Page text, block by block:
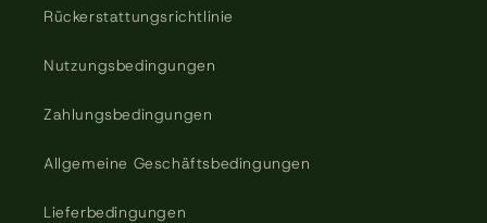
Rückerstattungsrichtlinie
Nutzungsbedingungen
Zahlungsbedingungen
Allgemeine Geschäftsbedingungen
Lieferbedingungen